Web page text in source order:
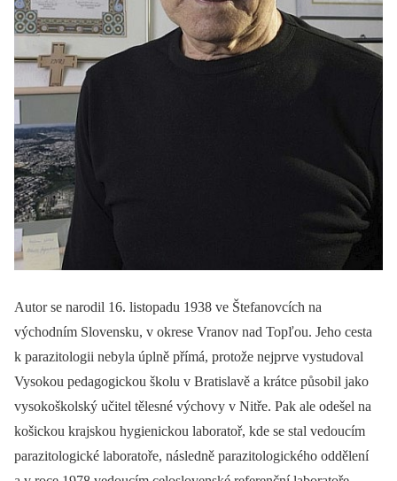
Autor se narodil 16. listopadu 1938 ve Štefanovcích na
východním Slovensku, v okrese Vranov nad Topľou. Jeho cesta
k parazitologii nebyla úplně přímá, protože nejprve vystudoval
Vysokou pedagogickou školu v Bratislavě a krátce působil jako
vysokoškolský učitel tělesné výchovy v Nitře. Pak ale odešel na
košickou krajskou hygienickou laboratoř, kde se stal vedoucím
parazitologické laboratoře, následně parazitologického oddělení